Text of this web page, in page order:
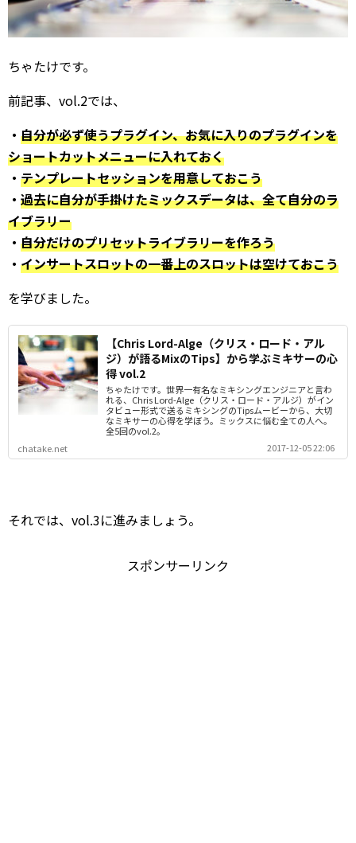
ちゃたけです。
前記事、vol.2では、
・ 自分が必ず使うプラグイン、お気に入りのプラグインを
ショートカットメニューに入れておく
・ テンプレートセッションを用意しておこう
・ 過去に自分が手掛けたミックスデータは、全て自分のラ
イブラリー
・ 自分だけのプリセットライブラリーを作ろう
・ インサートスロットの一番上のスロットは空けておこう
を学びました。
【Chris Lord-Alge（クリス・ロード・アル
ジ）が語るMixのTips】から学ぶミキサーの心
得 vol.2
ちゃたけです。世界一有名なミキシングエンジニアと言わ
れる、Chris Lord-Alge（クリス・ロード・アルジ）がイン
タビュー形式で送るミキシングのTipsムービーから、大切
なミキサーの心得を学ぼう。ミックスに悩む全ての人へ。
全5回のvol.2。
chatake.net
2017-12-05 22:06
それでは、vol.3に進みましょう。
スポンサーリンク